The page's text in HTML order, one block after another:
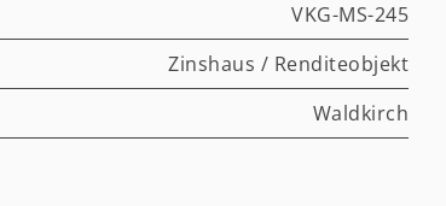
VKG-MS-245
Zinshaus / Renditeobjekt
Waldkirch